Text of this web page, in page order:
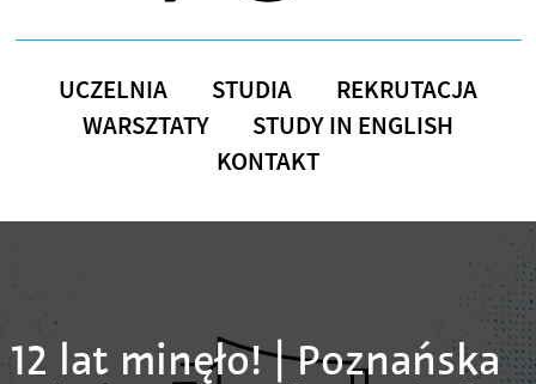
UCZELNIA STUDIA
REKRUTACJA
WARSZTATY
STUDY IN ENGLISH
KONTAKT
12 lat minęło! | Poznańska